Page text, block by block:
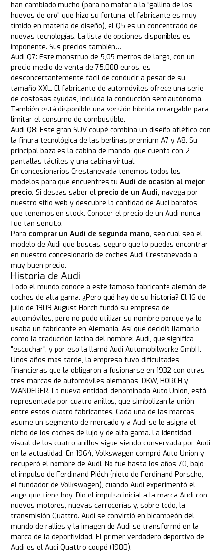
han cambiado mucho (para no matar a la "gallina de los
huevos de oro" que hizo su fortuna, el fabricante es muy
tímido en materia de diseño), el Q5 es un concentrado de
nuevas tecnologías. La lista de opciones disponibles es
imponente. Sus precios también…
Audi Q7: Este monstruo de 5,05 metros de largo, con un
precio medio de venta de 75.000 euros, es
desconcertantemente fácil de conducir a pesar de su
tamaño XXL. El fabricante de automóviles ofrece una serie
de costosas ayudas, incluida la conducción semiautónoma.
También está disponible una versión híbrida recargable para
limitar el consumo de combustible.
Audi Q8: Este gran SUV coupé combina un diseño atlético con
la finura tecnológica de las berlinas premium A7 y A8. Su
principal baza es la cabina de mando, que cuenta con 2
pantallas táctiles y una cabina virtual.
En concesionarios Crestanevada tenemos todos los
modelos para que encuentres tuAudi de ocasión al mejor
precio. Si deseas saber el precio de un Audi, navega por
nuestro sitio web y descubre la cantidad de Audi baratos
que tenemos en stock. Conocer el precio de un Audi nunca
fue tan sencillo.
Para comprar un Audi de segunda mano, sea cual sea el
modelo de Audi que buscas, seguro que lo puedes encontrar
en nuestro concesionario de coches Audi Crestanevada a
muy buen precio.
Historia de Audi
Todo el mundo conoce a este famoso fabricante alemán de
coches de alta gama. ¿Pero qué hay de su historia? El 16 de
julio de 1909 August Horch fundó su empresa de
automóviles, pero no pudo utilizar su nombre porque ya lo
usaba un fabricante en Alemania. Así que decidió llamarlo
como la traducción latina del nombre: Audi, que significa
"escuchar", y por eso la llamó Audi Automobilwerke GmbH.
Unos años más tarde, la empresa tuvo dificultades
financieras que la obligaron a fusionarse en 1932 con otras
tres marcas de automóviles alemanas, DKW, HORCH y
WANDERER. La nueva entidad, denominada Auto Union, está
representada por cuatro anillos, que simbolizan la unión
entre estos cuatro fabricantes. Cada una de las marcas
asume un segmento de mercado y a Audi se le asigna el
nicho de los coches de lujo y de alta gama. La identidad
visual de los cuatro anillos sigue siendo conservada por Audi
en la actualidad. En 1964, Volkswagen compró Auto Union y
recuperó el nombre de Audi. No fue hasta los años 70, bajo
el impulso de Ferdinand Piëch (nieto de Ferdinand Porsche,
el fundador de Volkswagen), cuando Audi experimentó el
auge que tiene hoy. Dio el impulso inicial a la marca Audi con
nuevos motores, nuevas carrocerías y, sobre todo, la
transmisión Quattro. Audi se convirtió en bicampeón del
mundo de rallies y la imagen de Audi se transformó en la
marca de la deportividad. El primer verdadero deportivo de
Audi es el Audi Quattro coupé (1980).